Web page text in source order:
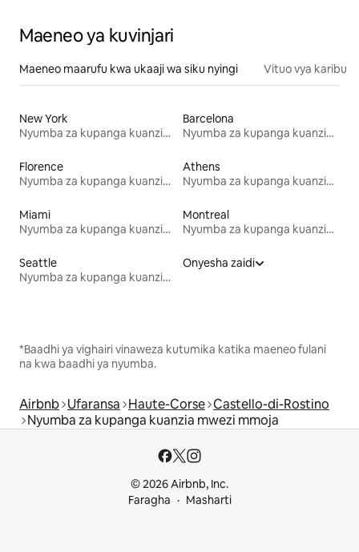
Maeneo ya kuvinjari
Maeneo maarufu kwa ukaaji wa siku nyingi Vituo vya karibu
New York
Nyumba za kupanga kuanzia mwezi mmoja
Barcelona
Nyumba za kupanga kuanzia mwezi mmoja
Florence
Nyumba za kupanga kuanzia mwezi mmoja
Athens
Nyumba za kupanga kuanzia mwezi mmoja
Miami
Nyumba za kupanga kuanzia mwezi mmoja
Montreal
Nyumba za kupanga kuanzia mwezi mmoja
Seattle
Nyumba za kupanga kuanzia mwezi mmoja
Onyesha zaidi
*Baadhi ya vighairi vinaweza kutumika katika maeneo fulani
na kwa baadhi ya nyumba.
Airbnb Ufaransa Haute-Corse Castello-di-Rostino
Nyumba za kupanga kuanzia mwezi mmoja
© 2026 Airbnb, Inc.
Faragha
Masharti